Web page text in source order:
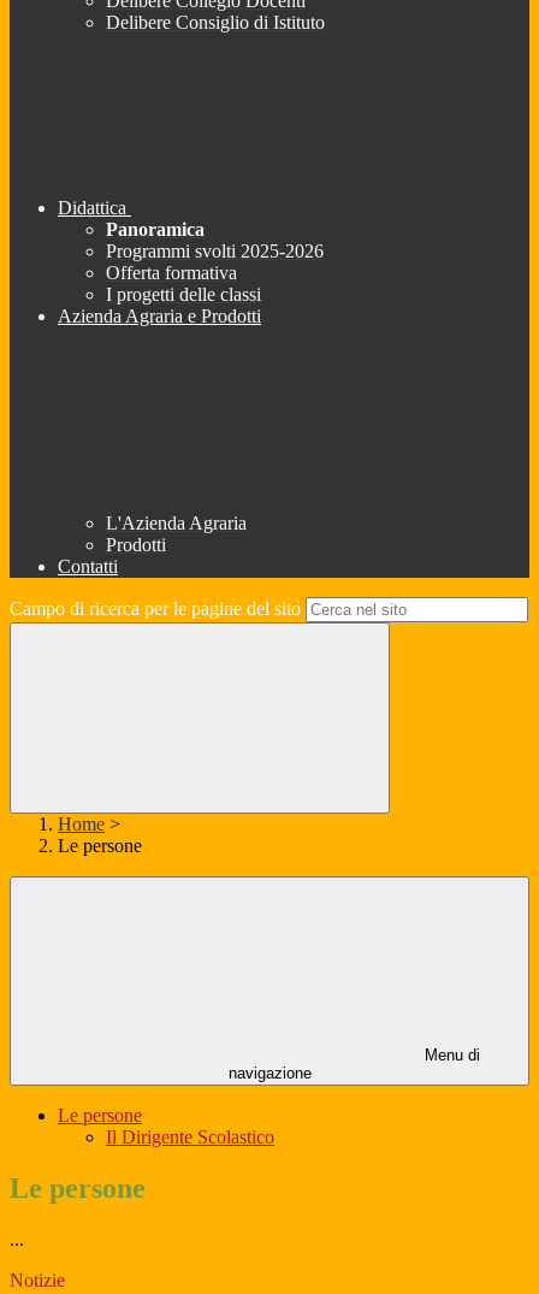
Delibere Consiglio di Istituto
Didattica
Panoramica
Programmi svolti 2025-2026
Offerta formativa
I progetti delle classi
Azienda Agraria e Prodotti
L'Azienda Agraria
Prodotti
Contatti
Campo di ricerca per le pagine del sito
Home >
Le persone
Menu di
navigazione
Le persone
Il Dirigente Scolastico
Le persone
...
Notizie